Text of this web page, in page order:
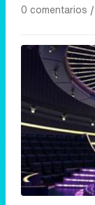
0 comentarios |